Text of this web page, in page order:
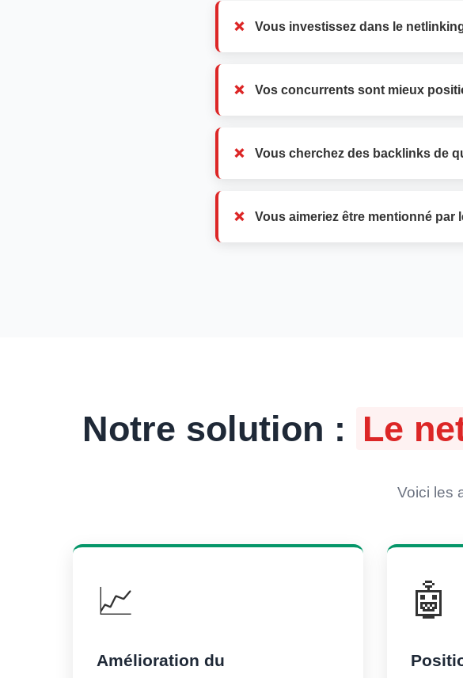
Vous investissez dans le
Vos concurrents sont mieux
Vous cherchez des backlinks de
Vous aimeriez être mentionné par
Notre solution : Le
Voici les
📈
Amélioration du
🤖